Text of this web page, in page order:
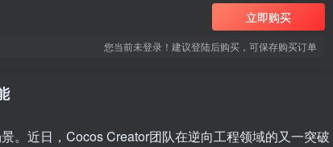
立即购买
您当前未登录！建议登陆后购买，可保存购买订单
。近日，Cocos Creator团队在逆向工程领域的又一突破